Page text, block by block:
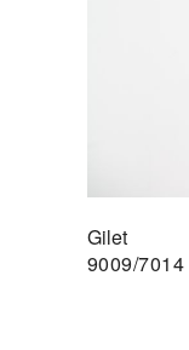
Gilet
9009/7014